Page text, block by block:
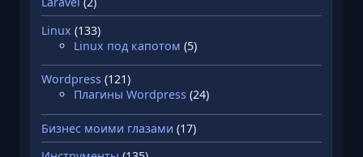
Linux (133)
Linux под капотом (5)
Wordpress (121)
Плагины Wordpress (24)
Бизнес моими глазами (17)